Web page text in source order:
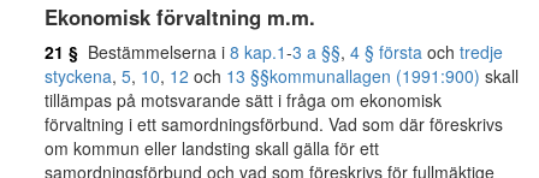
Ekonomisk förvaltning m.m.
21 § Bestämmelserna i 8 kap.1-3 a §§, 4 § första och tredje
styckena, 5, 10, 12 och 13 §§kommunallagen (1991:900) skall
tillämpas på motsvarande sätt i fråga om ekonomisk
förvaltning i ett samordningsförbund. Vad som där föreskrivs
om kommun eller landsting skall gälla för ett
samordningsförbund och vad som föreskrivs för fullmäktige